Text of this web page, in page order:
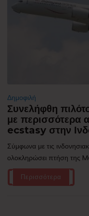
Δημοφιλή
Συνελήφθη
με περισσότερα
ecstasy στην
Σύμφωνα με τις
ολοκληρώσει πτήση της
Περισσότερα